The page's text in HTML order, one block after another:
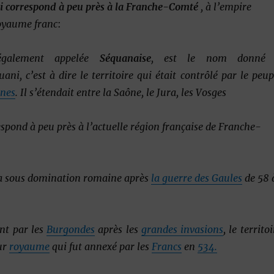
correspond à peu près à la Franche-Comté, à l’empire
franc:
appelée Séquanaise, est le nom donné
c’est à dire le territoire qui était contrôlé par le
. Il s’étendait entre la Saône, le Jura, les Vosges
à peu près à l’actuelle région française de Franche-
sous domination romaine après la guerre des Gaules de 58
par lesBurgondes après les grandes invasions, le
royaumequi fut annexé par les Francs en 534.